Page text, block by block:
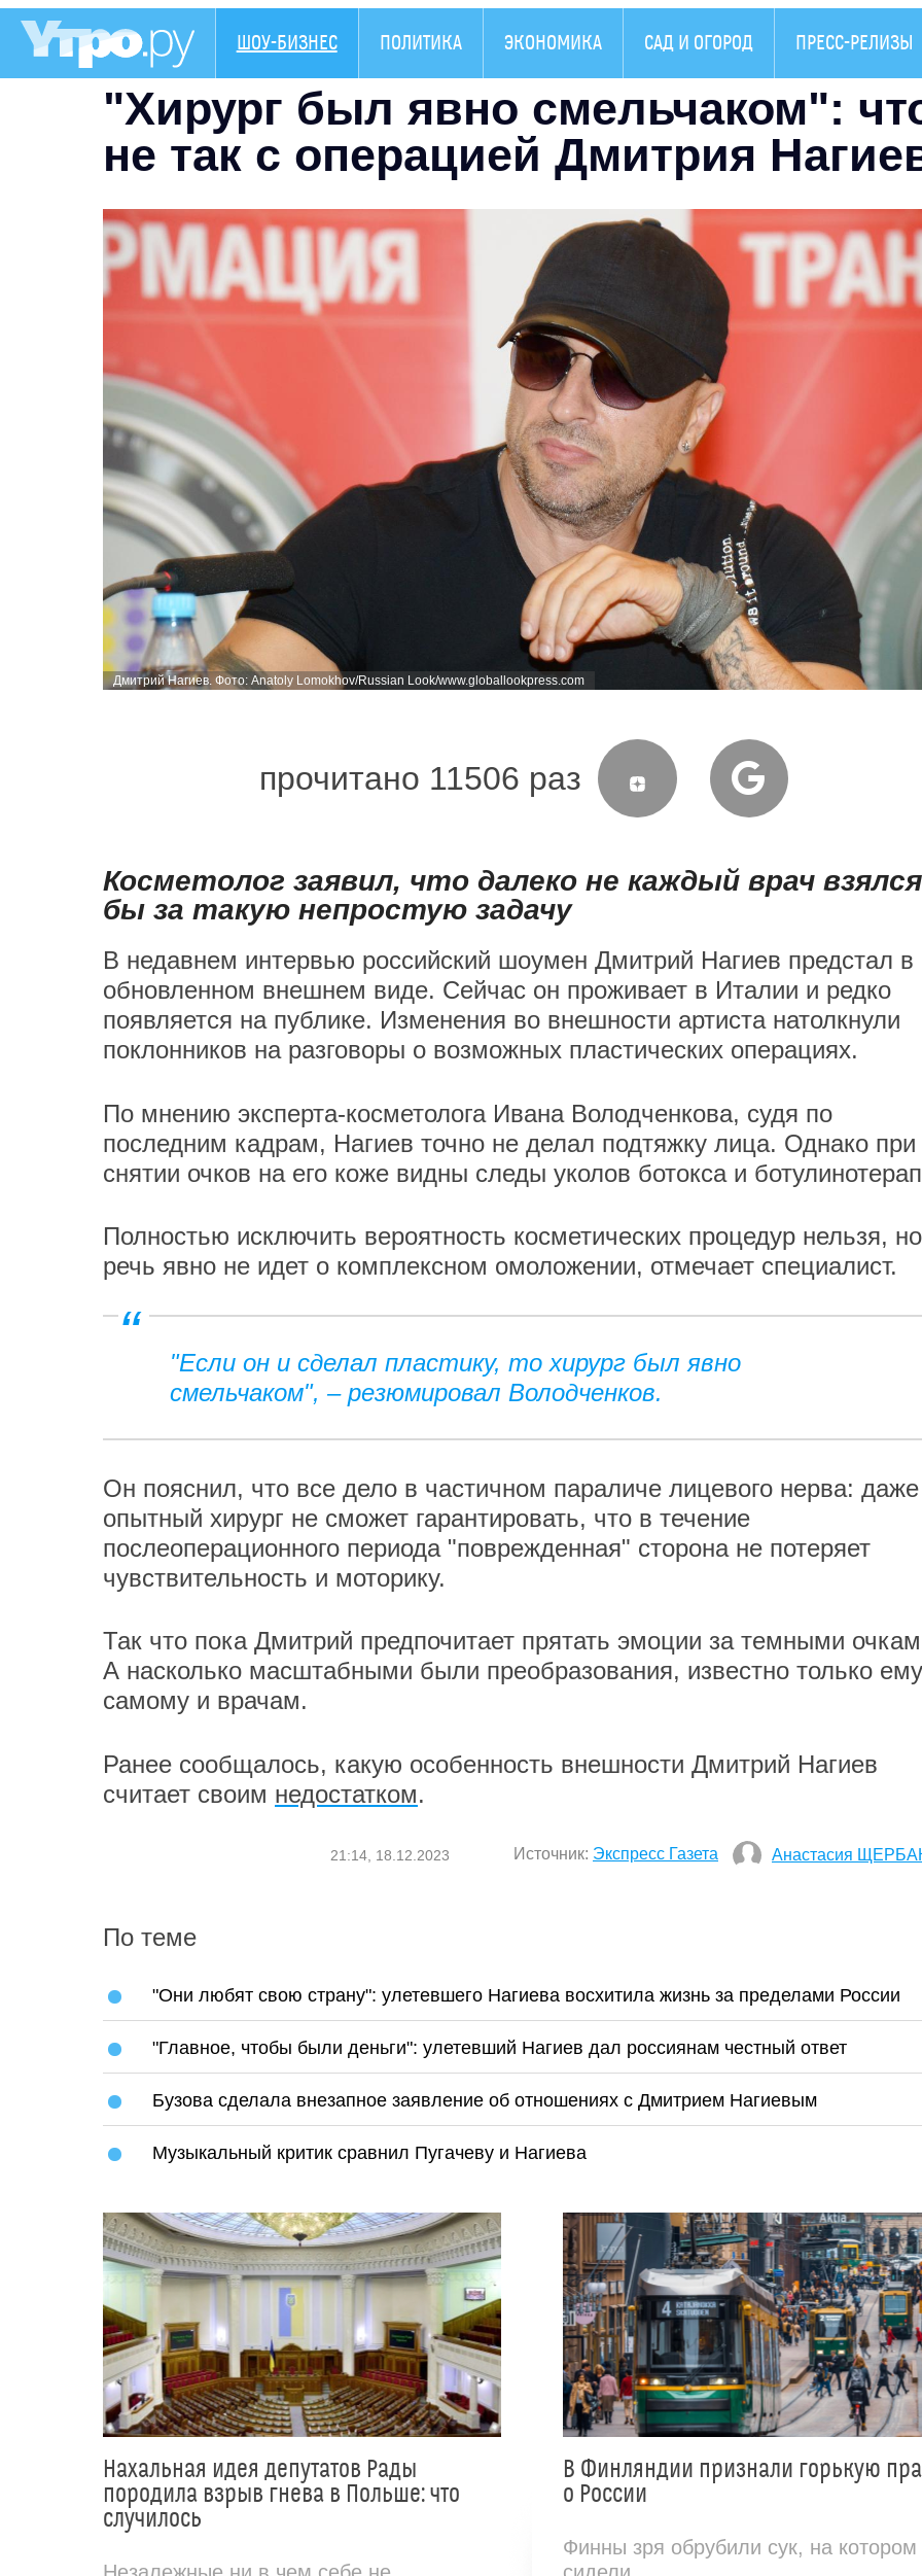
ШОУ-БИЗНЕС ПОЛИТИКА ЭКОНОМИКА САД И ОГОРОД ПРЕСС-РЕЛИЗЫ
"Хирург был явно смельчаком":
не так с операцией Дмитрия
Дмитрий Нагиев. Фото: Anatoly Lomokhov/Russian Look/www.globallookpress.com
прочитано 11506 раз
Косметолог заявил, что далеко не каждый врач взялся
бы за такую непростую задачу
В недавнем интервью российский шоумен Дмитрий Нагиев предстал в
обновленном внешнем виде. Сейчас он проживает в Италии и редко
появляется на публике. Изменения во внешности артиста натолкнули
поклонников на разговоры о возможных пластических операциях.
По мнению эксперта-косметолога Ивана Володченкова, судя по
последним кадрам, Нагиев точно не делал подтяжку лица. Однако при
снятии очков на его коже видны следы уколов ботокса и
Полностью исключить вероятность косметических процедур нельзя, но
речь явно не идет о комплексном омоложении, отмечает специалист.
"Если он и сделал пластику, то хирург был явно
смельчаком", – резюмировал Володченков.
Он пояснил, что все дело в частичном параличе лицевого нерва: даже
опытный хирург не сможет гарантировать, что в течение
послеоперационного периода "поврежденная" сторона не потеряет
чувствительность и моторику.
Так что пока Дмитрий предпочитает прятать эмоции за темными
А насколько масштабными были преобразования, известно только ему
самому и врачам.
Ранее сообщалось, какую особенность внешности Дмитрий Нагиев
считает своим недостатком.
21:14, 18.12.2023 Источник: Экспресс Газета Анастасия
По теме
"Они любят свою страну": улетевшего Нагиева восхитила жизнь за пределами России
"Главное, чтобы были деньги": улетевший Нагиев дал россиянам честный ответ
Бузова сделала внезапное заявление об отношениях с Дмитрием Нагиевым
Музыкальный критик сравнил Пугачеву и Нагиева
Нахальная идея депутатов Рады
породила взрыв гнева в Польше: что
случилось
В Финляндии признали горькую
о России
Финны зря обрубили сук, на котором